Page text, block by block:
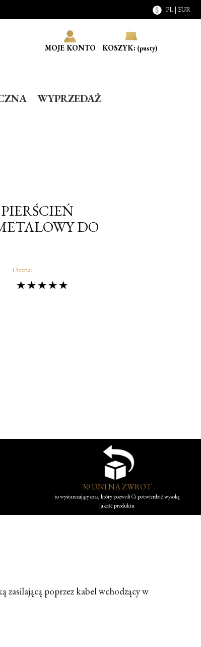
MOJE KONTO KOSZYK: (pusty)
WYPRZEDAŻ
PL | EUR
DO
Ocena:
30 DNI NA ZWROT
to wystarczający czas, który pozwoli Ci potwierdzić wysoką
jakość produktu
zasilającą poprzez kabel wchodzący w